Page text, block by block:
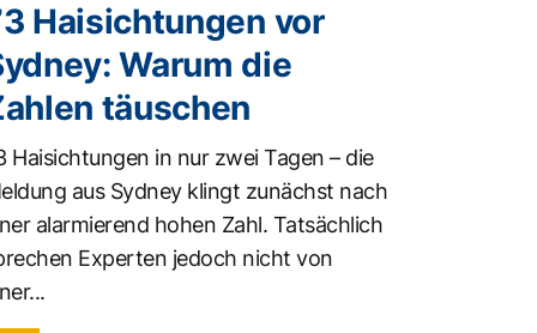
Haisichtungen vor
Warum die
täuschen
Haisichtungen in nur zwei Tagen – die
aus Sydney klingt zunächst nach
alarmierend hohen Zahl. Tatsächlich
Experten jedoch nicht von